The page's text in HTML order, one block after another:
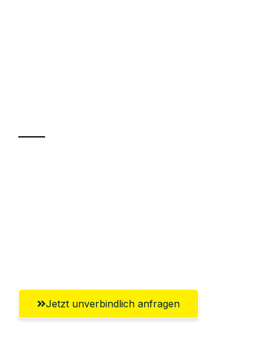
Jetzt unverbindlich anfragen